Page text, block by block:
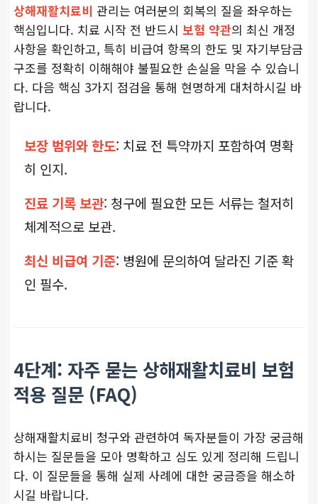
상해재활치료비 관리는 여러분의 회복의 질을 좌우하는
핵심입니다. 치료 시작 전 반드시 보험 약관의 최신 개정
사항을 확인하고, 특히 비급여 항목의 한도 및 자기부담금
구조를 정확히 이해해야 불필요한 손실을 막을 수 있습니
다. 다음 핵심 3가지 점검을 통해 현명하게 대처하시길 바
랍니다.
보장 범위와 한도: 치료 전 특약까지 포함하여 명확
히 인지.
진료 기록 보관: 청구에 필요한 모든 서류는 철저히
체계적으로 보관.
최신 비급여 기준: 병원에 문의하여 달라진 기준 확
인 필수.
4단계: 자주 묻는 상해재활치료비 보험
적용 질문 (FAQ)
상해재활치료비 청구와 관련하여 독자분들이 가장 궁금해
하시는 질문들을 모아 명확하고 심도 있게 정리해 드립니
다. 이 질문들을 통해 실제 사례에 대한 궁금증을 해소하
시길 바랍니다.